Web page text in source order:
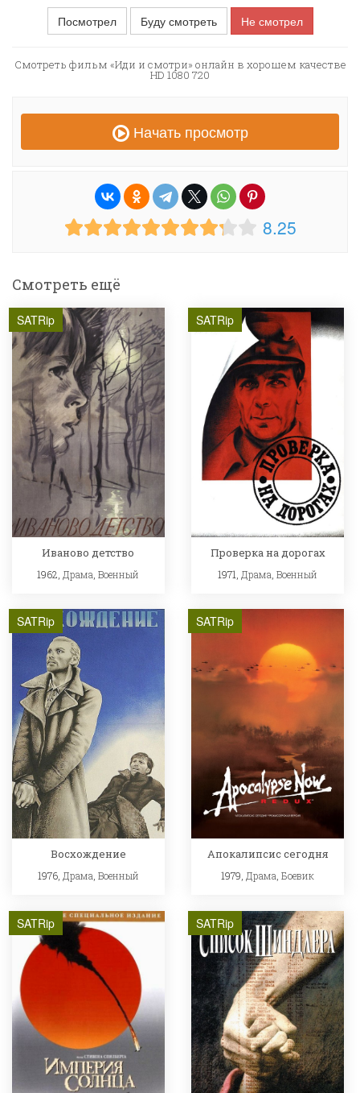
Посмотрел
Буду смотреть Не смотрел
Смотреть фильм «Иди и смотри» онлайн в хорошем качестве
HD 1080 720
Начать просмотр
8.25
Смотреть ещё
SATRip
Иваново детство
1962, Драма ,Военный
SATRip
Проверка на дорогах
1971, Драма ,Военный
SATRip
Восхождение
1976, Драма, Военный
SATRip
Апокалипсис сегодня
1979,Драма,Боевик
SATRip SATRip